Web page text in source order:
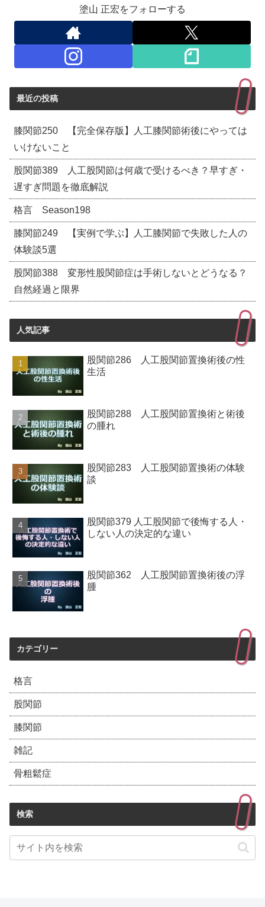
塗山 正宏をフォローする
最近の投稿
膝関節250 【完全保存版】人工膝関節術後にやっては
いけないこと
股関節389 人工股関節は何歳で受けるべき？早すぎ・
遅すぎ問題を徹底解説
格言 Season198
膝関節249 【実例で学ぶ】人工膝関節で失敗した人の
体験談5選
股関節388 変形性股関節症は手術しないとどうなる？
自然経過と限界
人気記事
股関節286 人工股関節置換術後の性
生活
股関節288 人工股関節置換術と術後
の腫れ
股関節283 人工股関節置換術の体験
談
股関節379 人工股関節で後悔する人・
しない人の決定的な違い
股関節362 人工股関節置換術後の浮
腫
カテゴリー
格言
股関節
膝関節
雑記
骨粗鬆症
検索